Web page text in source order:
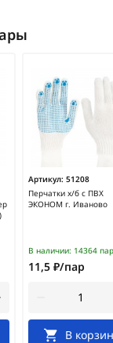
Артикул: 51208
Перчатки х/б с ПВХ
ЭКОНОМ г. Иваново
В наличии: 14364 пар
11,5 ₽/пар
В